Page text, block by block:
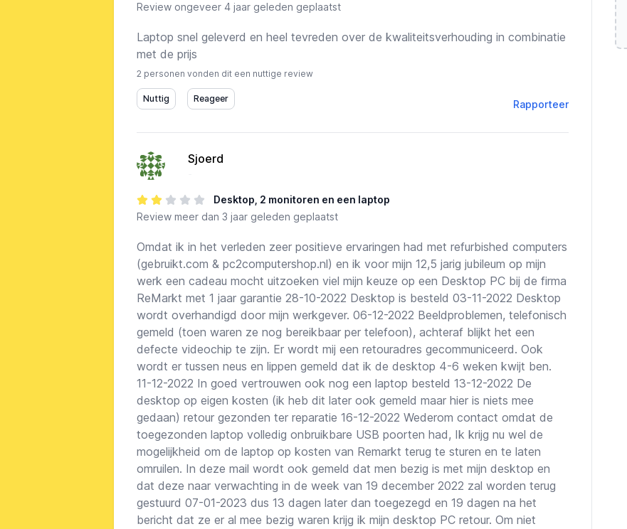
Review ongeveer 4 jaar geleden geplaatst
Laptop snel geleverd en heel tevreden over de kwaliteitsverhouding in combinatie
met de prijs
2 personen vonden dit een nuttige review
Rapporteer
Sjoerd
Desktop, 2 monitoren en een laptop
Review meer dan 3 jaar geleden geplaatst
Omdat ik in het verleden zeer positieve ervaringen had met refurbished computers
(gebruikt.com & pc2computershop.nl) en ik voor mijn 12,5 jarig jubileum op mijn
werk een cadeau mocht uitzoeken viel mijn keuze op een Desktop PC bij de firma
ReMarkt met 1 jaar garantie 28-10-2022 Desktop is besteld 03-11-2022 Desktop
wordt overhandigd door mijn werkgever. 06-12-2022 Beeldproblemen, telefonisch
gemeld (toen waren ze nog bereikbaar per telefoon), achteraf blijkt het een
defecte videochip te zijn. Er wordt mij een retouradres gecommuniceerd. Ook
wordt er tussen neus en lippen gemeld dat ik de desktop 4-6 weken kwijt ben.
11-12-2022 In goed vertrouwen ook nog een laptop besteld 13-12-2022 De
desktop op eigen kosten (ik heb dit later ook gemeld maar hier is niets mee
gedaan) retour gezonden ter reparatie 16-12-2022 Wederom contact omdat de
toegezonden laptop volledig onbruikbare USB poorten had, Ik krijg nu wel de
mogelijkheid om de laptop op kosten van Remarkt terug te sturen en te laten
omruilen. In deze mail wordt ook gemeld dat men bezig is met mijn desktop en
dat deze naar verwachting in de week van 19 december 2022 zal worden terug
gestuurd 07-01-2023 dus 13 dagen later dan toegezegd en 19 dagen na het
bericht dat ze er al mee bezig waren krijg ik mijn desktop PC retour. Om niet